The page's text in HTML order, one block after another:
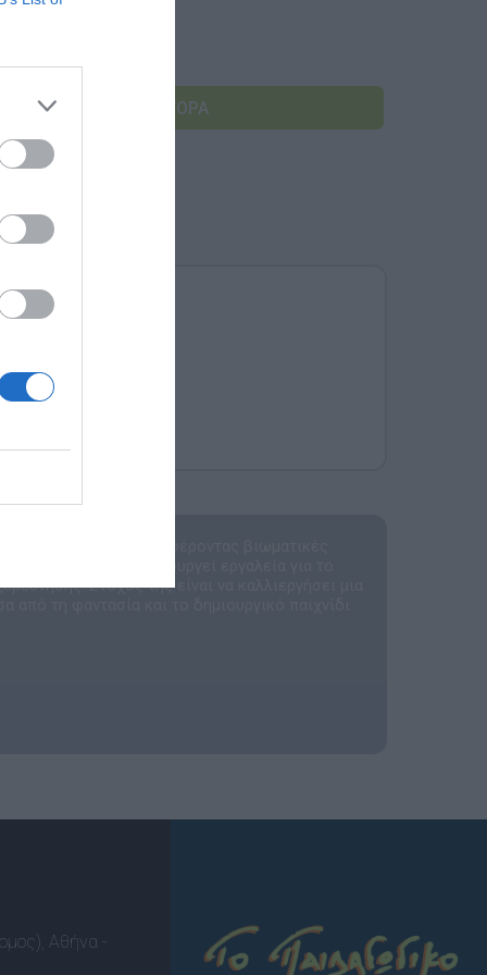
παιχνιδιών, προσφέροντας βιωματικές
Στόχος της είναι να καλλιεργήσει μια
Αθήνα -